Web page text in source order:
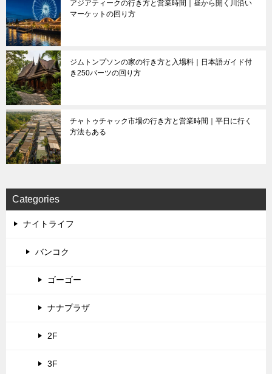
アジアティークの行き方と営業時間｜昼から開く川沿い
マーケットの回り方
ジムトンプソンの家の行き方と入場料｜日本語ガイド付
き250バーツの回り方
チャトゥチャック市場の行き方と営業時間｜平日に行く
方法もある
Categories
ナイトライフ
バンコク
ゴーゴー
ナナプラザ
2F
3F